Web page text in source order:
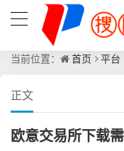
当前位置： 首页 平台
正文
欧意交易所下载